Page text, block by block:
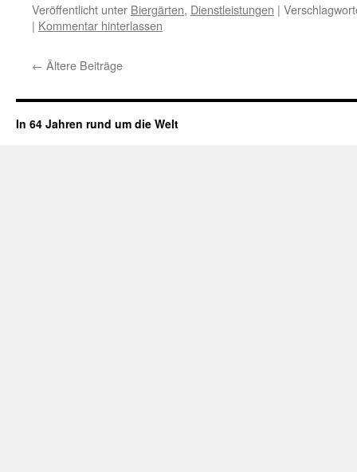
Veröffentlicht unter Biergärten, Dienstleistungen |
| Kommentar hinterlassen
← Ältere Beiträge
In 64 Jahren rund um die Welt